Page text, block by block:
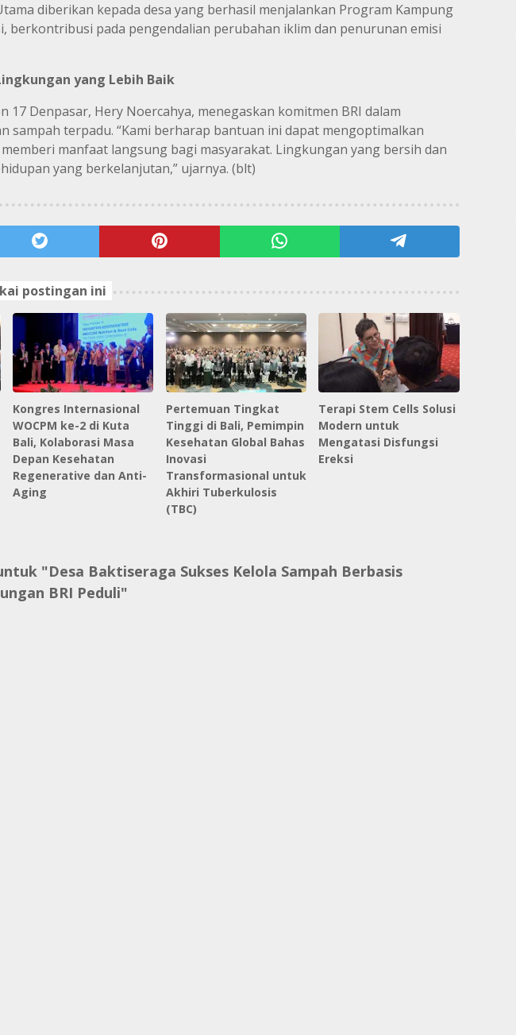
diberikan kepada desa yang berhasil menjalankan Program Kampung
berkontribusi pada pengendalian perubahan iklim dan penurunan emisi
yang Lebih Baik
17 Denpasar, Hery Noercahya, menegaskan komitmen BRI dalam
sampah terpadu. “Kami berharap bantuan ini dapat mengoptimalkan
manfaat langsung bagi masyarakat. Lingkungan yang bersih dan
yang berkelanjutan,” ujarnya. (blt)
postingan ini
Kongres Internasional
WOCPM ke-2 di Kuta
Bali, Kolaborasi Masa
Depan Kesehatan
Regenerative dan Anti-
Aging
Pertemuan Tingkat
Tinggi di Bali, Pemimpin
Kesehatan Global Bahas
Inovasi
Transformasional untuk
Akhiri Tuberkulosis
(TBC)
Terapi Stem Cells Solusi
Modern untuk
Mengatasi Disfungsi
Ereksi
"Desa Baktiseraga Sukses Kelola Sampah Berbasis
BRI Peduli"